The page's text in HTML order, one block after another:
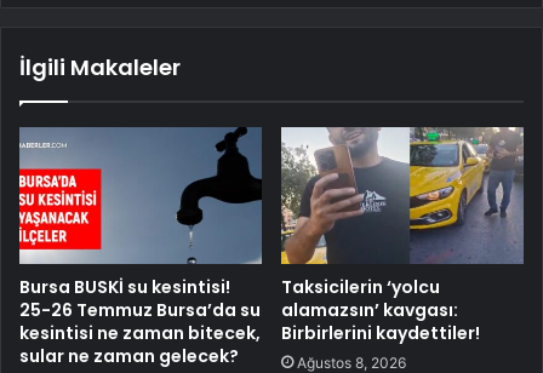
İlgili Makaleler
Bursa BUSKİ su kesintisi!
25-26 Temmuz Bursa’da su
kesintisi ne zaman bitecek,
sular ne zaman gelecek?
Taksicilerin ‘yolcu
alamazsın’ kavgası:
Birbirlerini kaydettiler!
Ağustos 8, 2026